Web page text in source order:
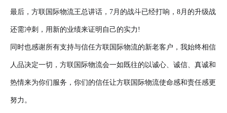
最后，方联国际物流王总讲话，7月的战斗已经打响，8月的升级战
还需冲刺，用新的业绩来证明自己的实力!
同时也感谢所有支持与信任方联国际物流的新老客户，我始终相信
人品决定一切，方联国际物流会一如既往的以诚心、诚信、真诚和
热情来为你们服务，你们的信任让方联国际物流使命感和责任感更
努力。